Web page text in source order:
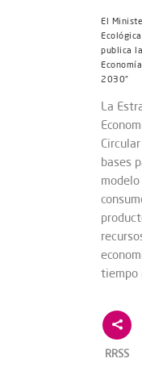
El
publica
2030”
La
bases
tiempo
RRSS